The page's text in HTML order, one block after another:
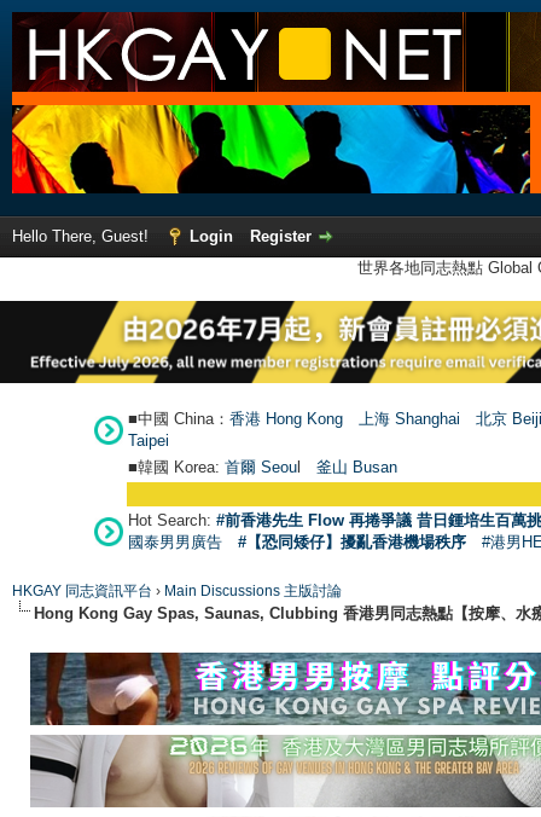
Hello There, Guest! Login
Register
世界各地同志熱點
■中國 China： 香港 Hong Kong 上海 Shanghai
北京
Taipei
■韓國 Korea: 首爾 Seoul 釜山 Busan
Hot Search: #前香港先生 Flow 再捲爭議 昔日鍾培生百萬
國泰男男廣告
#【恐同矮仔】擾亂香港機場秩序 #港男
HKGAY 同志資訊平台 › Main Discussions 主版討論
Hong Kong Gay Spas, Saunas, Clubbing 香港男同志熱點【按摩、水